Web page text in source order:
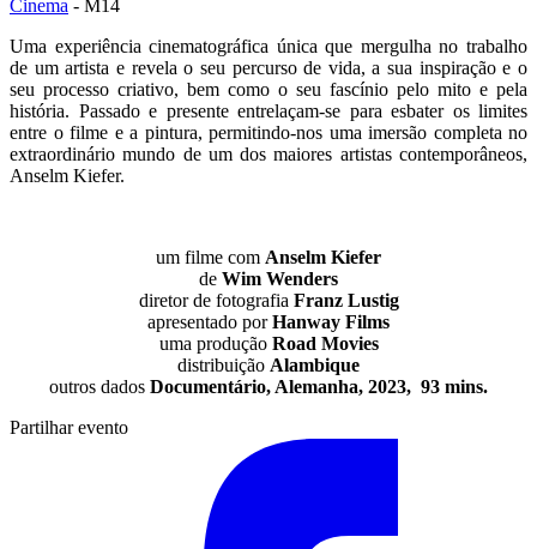
Cinema - M14
Uma experiência cinematográfica única que mergulha no trabalho
de um artista e revela o seu percurso de vida, a sua inspiração e o
seu processo criativo, bem como o seu fascínio pelo mito e pela
história. Passado e presente entrelaçam-se para esbater os limites
entre o filme e a pintura, permitindo-nos uma imersão completa no
extraordinário mundo de um dos maiores artistas contemporâneos,
Anselm Kiefer.
um filme com Anselm Kiefer
de Wim Wenders
diretor de fotografia Franz Lustig
apresentado porHanway Films
uma produção Road Movies
distribuição Alambique
outros dados Documentário, Alemanha, 2023, 93 mins.
Partilhar evento